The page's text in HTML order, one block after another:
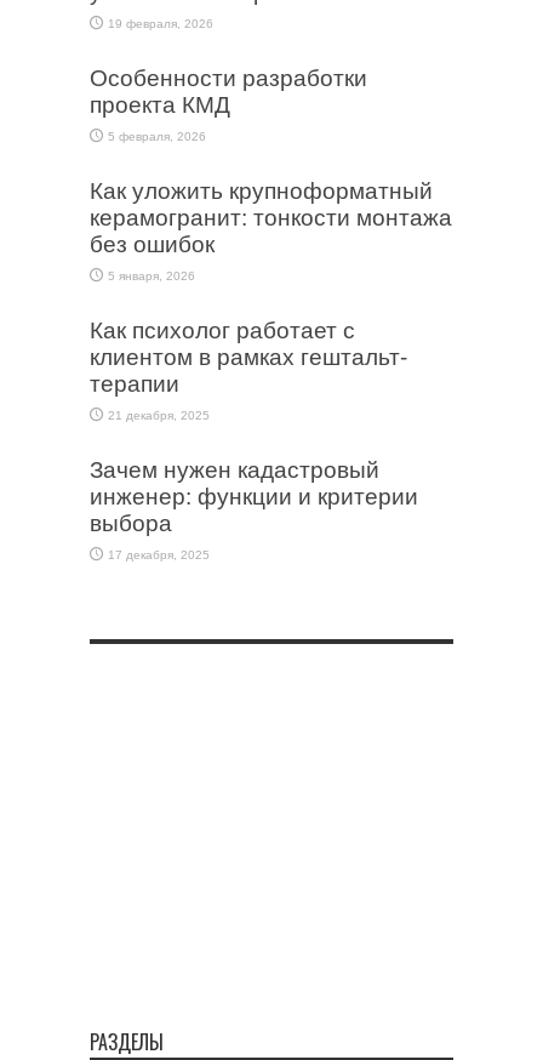
19 февраля, 2026
Особенности разработки
проекта КМД
5 февраля, 2026
Как уложить крупноформатный
керамогранит: тонкости монтажа
без ошибок
5 января, 2026
Как психолог работает с
клиентом в рамках гештальт-
терапии
21 декабря, 2025
Зачем нужен кадастровый
инженер: функции и критерии
выбора
17 декабря, 2025
РАЗДЕЛЫ